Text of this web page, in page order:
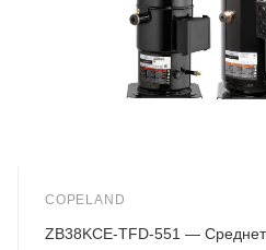
COPELAND
ZB38KCE-TFD-551 —